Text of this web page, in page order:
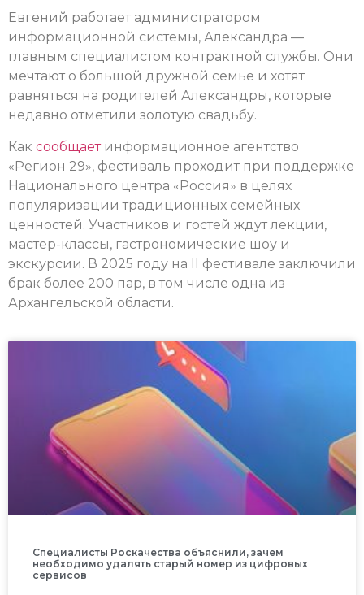
Евгений работает администратором
информационной системы, Александра —
главным специалистом контрактной службы. Они
мечтают о большой дружной семье и хотят
равняться на родителей Александры, которые
недавно отметили золотую свадьбу.
Как сообщаетинформационное агентство
«Регион 29», фестиваль проходит при поддержке
Национального центра «Россия» в целях
популяризации традиционных семейных
ценностей. Участников и гостей ждут лекции,
мастер-классы, гастрономические шоу и
экскурсии. В 2025 году на II фестивале заключили
брак более 200 пар, в том числе одна из
Архангельской области.
Специалисты Роскачества объяснили, зачем
необходимо удалять старый номер из цифровых
сервисов